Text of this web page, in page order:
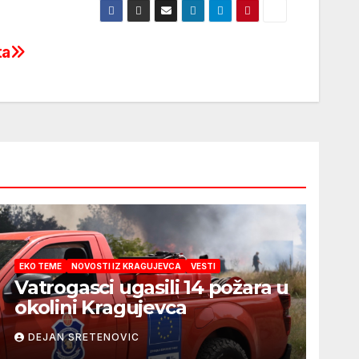
EKO TEME NOVOSTI IZ KRAGUJEVCA VESTI
Vatrogasci ugasili 14 požara u
okolini Kragujevca
DEJAN SRETENOVIC